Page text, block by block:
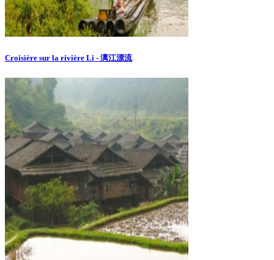
Croisière sur la rivière Li - 漓江漂流